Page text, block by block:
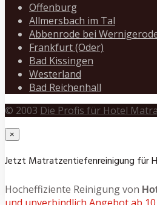
Offenburg
Allmersbach im Tal
Abbenrode bei
Frankfurt (Oder)
Bad Kissingen
Westerland
Bad Reichenhall
© 2003 Die Profis für Hotel
×
Jetzt Matratzentiefenreinigung für
Hocheffiziente Reinigung von